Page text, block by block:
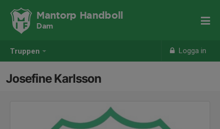
Truppen Logga in
Mantorp Handboll
Dam
Josefine Karlsson